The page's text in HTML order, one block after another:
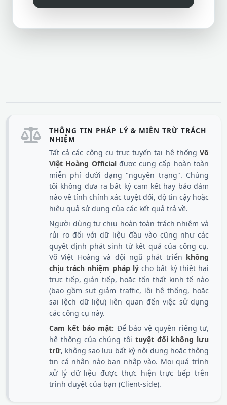
THÔNG TIN PHÁP LÝ & MIỄN TRỪ TRÁCH
NHIỆM
Tất cả các công cụ trực tuyến tại hệ thống Võ
Việt Hoàng Officialđược cung cấp hoàn toàn
miễn phí dưới dạng "nguyên trạng". Chúng
tôi không đưa ra bất kỳ cam kết hay bảo đảm
nào về tính chính xác tuyệt đối, độ tin cậy hoặc
hiệu quả sử dụng của các kết quả trả về.
Người dùng tự chịu hoàn toàn trách nhiệm và
rủi ro đối với dữ liệu đầu vào cũng như các
quyết định phát sinh từ kết quả của công cụ.
Võ Việt Hoàng và đội ngũ phát triển không
chịu trách nhiệm pháp lýcho bất kỳ thiệt hại
trực tiếp, gián tiếp, hoặc tổn thất kinh tế nào
(bao gồm sụt giảm traffic, lỗi hệ thống, hoặc
sai lệch dữ liệu) liên quan đến việc sử dụng
các công cụ này.
Cam kết bảo mật: Để bảo vệ quyền riêng tư,
hệ thống của chúng tôi tuyệt đối không lưu
trữ, không sao lưu bất kỳ nội dung hoặc thông
tin cá nhân nào bạn nhập vào. Mọi quá trình
xử lý dữ liệu được thực hiện trực tiếp trên
trình duyệt của bạn (Client-side).